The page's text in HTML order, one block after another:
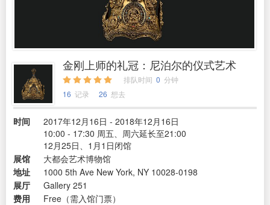
金刚上师的礼冠：尼泊尔的仪式艺术
排队时间 0 分钟
16 记录 26 想去
时间
2017年12月16日 - 2018年12月16日
10:00 - 17:30 周五、周六延长至21:00
12月25日、1月1日闭馆
展馆
大都会艺术博物馆
地址
1000 5th Ave New York, NY 10028-0198
展厅
Gallery 251
费用
Free（需入馆门票）